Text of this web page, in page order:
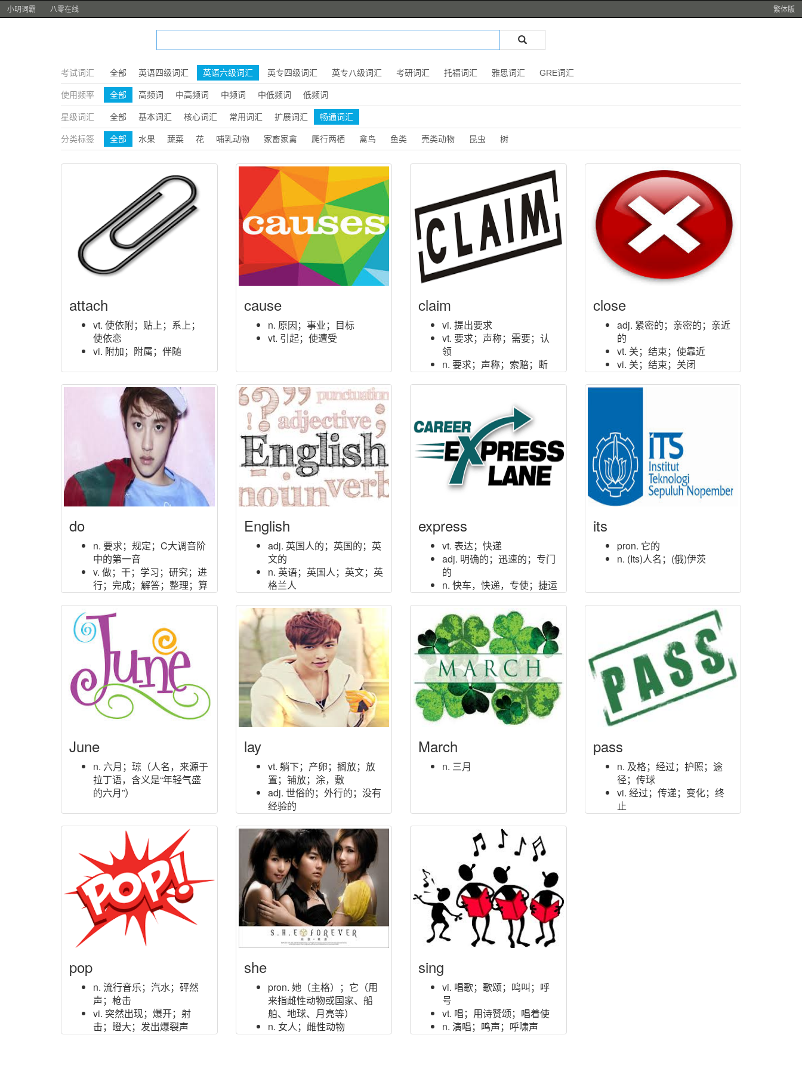
小明词霸 八零在线 繁体版
考试词汇 全部 英语四级词汇 英语六级词汇 英专四级词汇 英专八级词汇 考研词汇 托福词汇 雅思词汇 GRE词汇
使用频率 全部 高频词 中高频词 中频词 中低频词 低频词
星级词汇 全部 基本词汇 核心词汇 常用词汇 扩展词汇 畅通词汇
分类标签 全部 水果 蔬菜 花 哺乳动物 家畜家禽 爬行两栖 禽鸟 鱼类 壳类动物 昆虫 树
attach
vt. 使依附；贴上；系上；
使依恋
vi. 附加；附属；伴随
cause
n. 原因；事业；目标
vt. 引起；使遭受
claim
vi. 提出要求
vt. 要求；声称；需要；认
领
n. 要求；声称；索赔；断
close
adj. 紧密的；亲密的；亲近
的
vt. 关；结束；使靠近
vi. 关；结束；关闭
n. 结束
do
n. 要求；规定；C大调音阶
中的第一音
v. 做；干；学习；研究；进
行；完成；解答；整理；算
aux. 助动词（构成疑问句和
否定句）；（代替动词）；
（用于加强语气）
vi. 行，足够；生长
n. （英）多（人名
Dorothea和Dorothy的昵
称）
n. （口语）事件；（主英国
口语）诈骗；（主英国、新
必须做到的事情
English
adj. 英国人的；英国的；英
文的
n. 英语；英国人；英文；英
格兰人
express
vt. 表达；快递
adj. 明确的；迅速的；专门
的
n. 快车，快递，专使；捷运
its
pron. 它的
n. (Its)人名；(俄)伊茨
June
n. 六月；琼（人名，来源于
拉丁语，含义是“年轻气盛
的六月”）
lay
vt. 躺下；产卵；搁放；放
置；铺放；涂，敷
adj. 世俗的；外行的；没有
经验的
叙事诗；性伙伴
vi. 下蛋；打赌
v. 躺；位于（lie的过去式）
March
n. 三月
pass
n. 及格；经过；护照；途
径；传球
vi. 经过；传递；变化；终
止
pop
n. 流行音乐；汽水；砰然
声；枪击
vi. 突然出现；爆开；射
击；瞪大；发出爆裂声
she
pron. 她（主格）；它（用
来指雌性动物或国家、船
舶、地球、月亮等）
n. 女人；雌性动物
sing
vi. 唱歌；歌颂；鸣叫；呼
号
vt. 唱；用诗赞颂；唱着使
n. 演唱；鸣声；呼啸声